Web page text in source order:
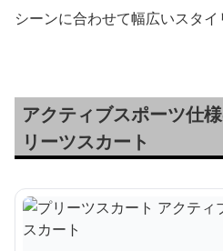
シーンに合わせて幅広いスタイ
アクティブスポーツ仕
リーツスカート